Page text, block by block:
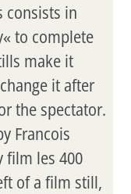
consists in
to complete
make it
it after
the spectator.
Francois
film les 400
of a film still,